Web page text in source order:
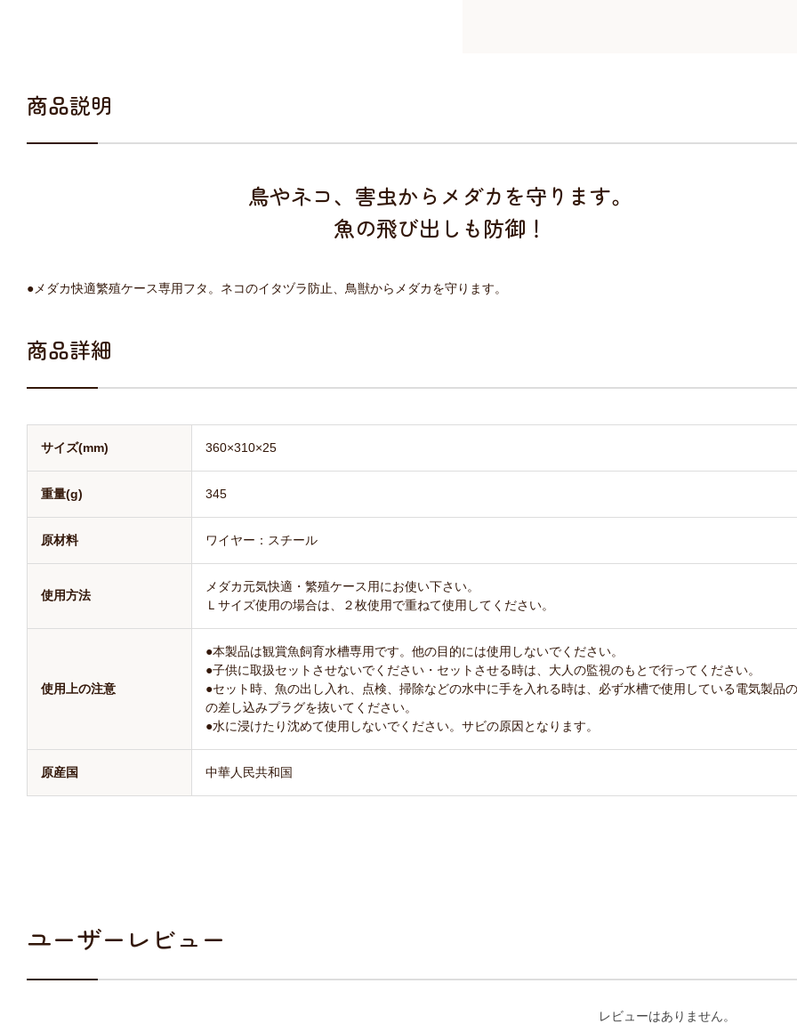
商品説明
鳥やネコ、害虫からメダカを守ります。
魚の飛び出しも防御！
●メダカ快適繁殖ケース専用フタ。ネコのイタヅラ防止、鳥獣からメダカを守ります。
商品詳細
サイズ(mm) 360×310×25
重量(g) 345
原材料 ワイヤー：スチール
使用方法
メダカ元気快適・繁殖ケース用にお使い下さい。
Ｌサイズ使用の場合は、２枚使用で重ねて使用してください。
使用上の注意
●本製品は観賞魚飼育水槽専用です。他の目的には使用しないでください。
●子供に取扱セットさせないでください・セットさせる時は、大人の監視のもとで行ってください。
●セット時、魚の出し入れ、点検、掃除などの水中に手を入れる時は、必ず水槽で使用している電気製品
の差し込みプラグを抜いてください。
●水に浸けたり沈めて使用しないでください。サビの原因となります。
原産国 中華人民共和国
ユーザーレビュー
レビューはありません。